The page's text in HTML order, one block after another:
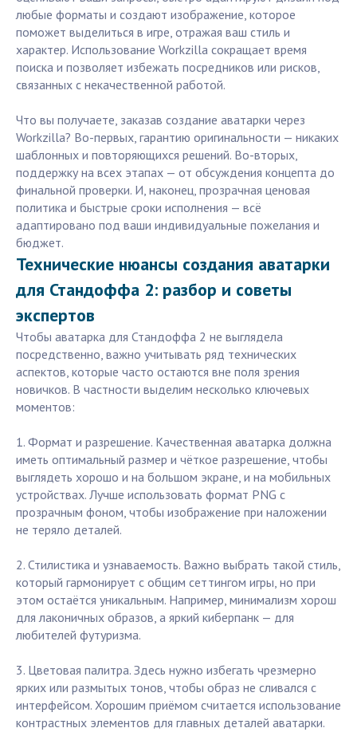
любые форматы и создают изображение, которое
поможет выделиться в игре, отражая ваш стиль и
характер. Использование Workzilla сокращает время
поиска и позволяет избежать посредников или рисков,
связанных с некачественной работой.
Что вы получаете, заказав создание аватарки через
Workzilla? Во-первых, гарантию оригинальности — никаких
шаблонных и повторяющихся решений. Во-вторых,
поддержку на всех этапах — от обсуждения концепта до
финальной проверки. И, наконец, прозрачная ценовая
политика и быстрые сроки исполнения — всё
адаптировано под ваши индивидуальные пожелания и
бюджет.
Технические нюансы создания аватарки
для Стандоффа 2: разбор и советы
экспертов
Чтобы аватарка для Стандоффа 2 не выглядела
посредственно, важно учитывать ряд технических
аспектов, которые часто остаются вне поля зрения
новичков. В частности выделим несколько ключевых
моментов:
1. Формат и разрешение. Качественная аватарка должна
иметь оптимальный размер и чёткое разрешение, чтобы
выглядеть хорошо и на большом экране, и на мобильных
устройствах. Лучше использовать формат PNG с
прозрачным фоном, чтобы изображение при наложении
не теряло деталей.
2. Стилистика и узнаваемость. Важно выбрать такой стиль,
который гармонирует с общим сеттингом игры, но при
этом остаётся уникальным. Например, минимализм хорош
для лаконичных образов, а яркий киберпанк — для
любителей футуризма.
3. Цветовая палитра. Здесь нужно избегать чрезмерно
ярких или размытых тонов, чтобы образ не сливался с
интерфейсом. Хорошим приёмом считается использование
контрастных элементов для главных деталей аватарки.